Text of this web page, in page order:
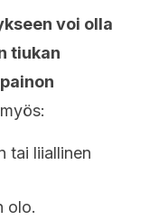
voi olla
tiukan
tai liiallinen
olo.